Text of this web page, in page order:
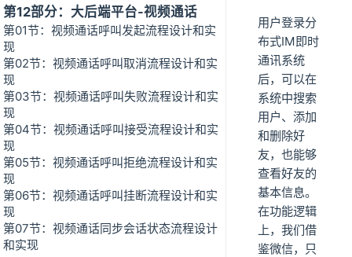
第12部分：大后端平台-视频通话
第01节：视频通话呼叫发起流程设计和实
现
第02节：视频通话呼叫取消流程设计和实
现
第03节：视频通话呼叫失败流程设计和实
现
第04节：视频通话呼叫接受流程设计和实
现
第05节：视频通话呼叫拒绝流程设计和实
现
第06节：视频通话呼叫挂断流程设计和实
现
第07节：视频通话同步会话状态流程设计
和实现
用户登录分
布式IM即时
通讯系统
后，可以在
系统中搜索
用户、添加
和删除好
友，也能够
查看好友的
基本信息。
在功能逻辑
上，我们借
鉴微信，只